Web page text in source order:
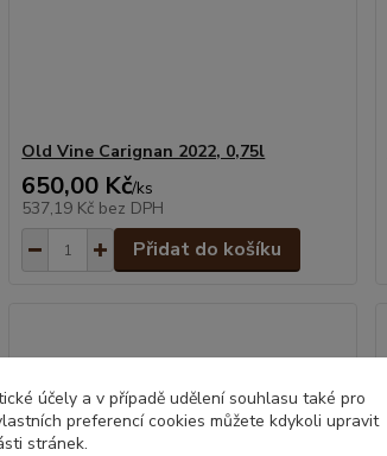
Old Vine Carignan 2022, 0,75l
650,00 Kč/ks
537,19 Kč bez DPH
Přidat do košíku
účely a v případě udělení souhlasu také pro
preferencí cookies můžete kdykoli upravit
stránek.